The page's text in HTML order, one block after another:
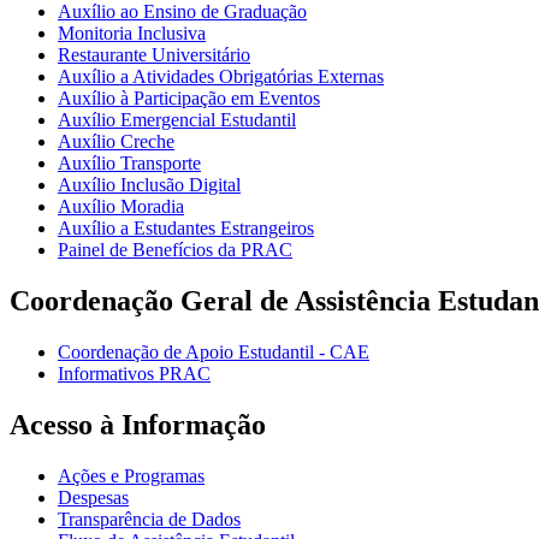
Auxílio ao Ensino de Graduação
Monitoria Inclusiva
Restaurante Universitário
Auxílio a Atividades Obrigatórias Externas
Auxílio à Participação em Eventos
Auxílio Emergencial Estudantil
Auxílio Creche
Auxílio Transporte
Auxílio Inclusão Digital
Auxílio Moradia
Auxílio a Estudantes Estrangeiros
Painel de Benefícios da PRAC
Coordenação Geral de Assistência
Coordenação de Apoio Estudantil - CAE
Informativos PRAC
Acesso à Informação
Ações e Programas
Despesas
Transparência de Dados